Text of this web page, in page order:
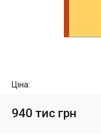
Ціна:
940 тис грн